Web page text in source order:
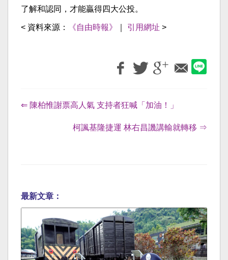
了解和認同，才能贏得四大公投。
< 資料來源： 《自由時報》 引用網址 >
⇐ 陳柏惟謝票高人氣 支持者狂喊「加油！」
柯諷基隆捷運 林右昌譏講輸就轉移 ⇒
最新文章：